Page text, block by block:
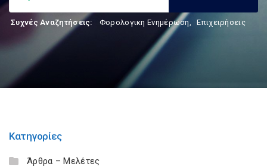
Συχνές Αναζητήσεις: Φορολογικη Ενημέρωση, Επιχειρήσεις
Κατηγορίες
Άρθρα – Μελέτες